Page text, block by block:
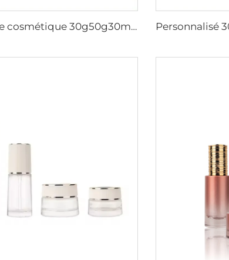
Bouteille en verre cosmétique 30g50g30ml40ml100ml120ml contenant en verre en vente chaude ensemble cosmétique emballage de soins pour la peau